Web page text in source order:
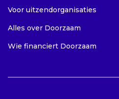
Voor uitzendorganisaties
Alles over Doorzaam
Wie financiert Doorzaam